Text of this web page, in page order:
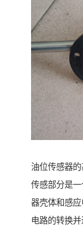
油位传感器的
传感部分是
器壳体和感
电路的转换